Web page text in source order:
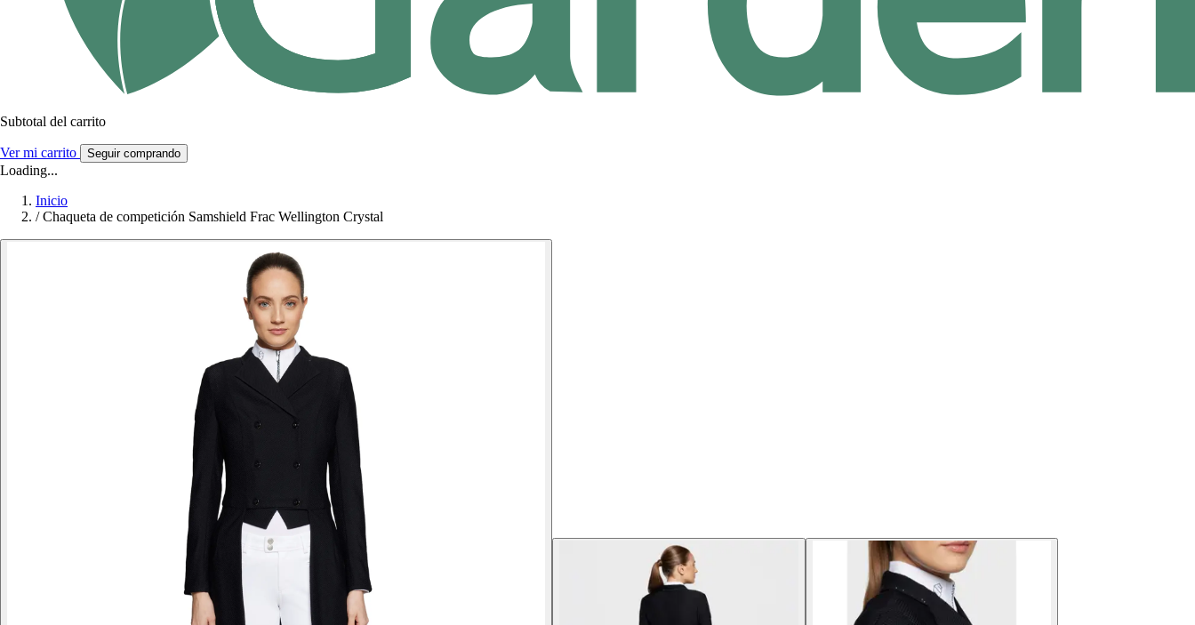
Subtotal del carrito
Ver mi carrito Seguir comprando
Loading...
Inicio
/ Chaqueta de competición Samshield Frac Wellington Crystal